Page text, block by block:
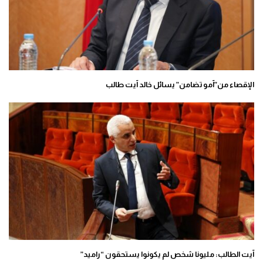
الإقصاء من”آمو تضامن” يسائل خالد آيت طالب
آيت الطالب: مليونا شخص لم يكونوا يستحقون “راميد”